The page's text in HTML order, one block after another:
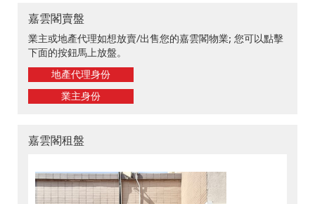
嘉雲閣賣盤
業主或地產代理如想放賣/出售您的嘉雲閣物業; 您可以點擊
下面的按鈕馬上放盤。
地產代理身份
業主身份
嘉雲閣租盤